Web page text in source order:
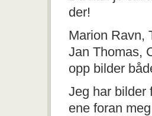
der!
Marion Ravn,
Jan Thomas,
opp bilder
Jeg har bilder
ene foran